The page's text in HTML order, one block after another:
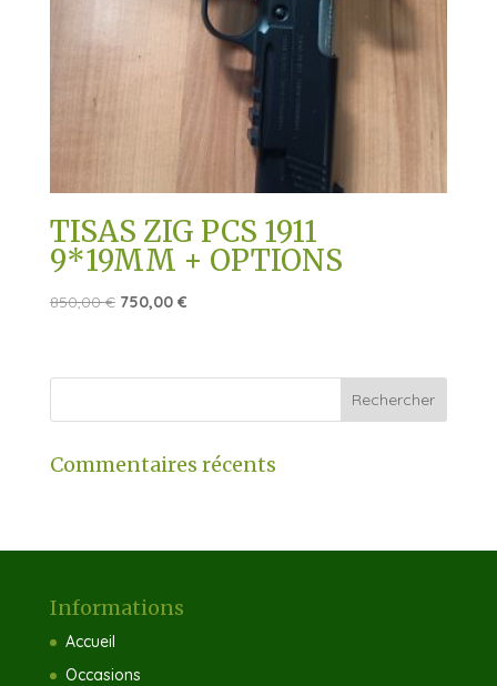
TISAS ZIG PCS 1911
9*19MM + OPTIONS
850,00€ Le
était :
750,00 €Le
est :
Commentaires récents
Informations
Accueil
Occasions